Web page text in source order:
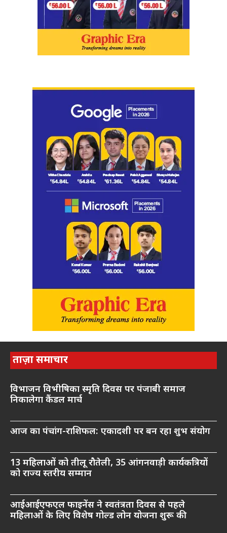
ताज़ा समाचार
विभाजन विभीषिका स्मृति दिवस पर पंजाबी समाज
निकालेगा कैंडल मार्च
आज का पंचांग-राशिफल: एकादशी पर बन रहा शुभ संयोग
13 महिलाओं को तीलू रौतेली, 35 आंगनवाड़ी कार्यकत्रियों
को राज्य स्तरीय सम्मान
आईआईएफएल फाइनेंस ने स्वतंत्रता दिवस से पहले
महिलाओं के लिए विशेष गोल्ड लोन योजना शुरू की